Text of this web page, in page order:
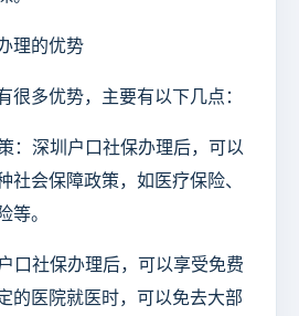
理的优势
很多优势，主要有以下几点：
：深圳户口社保办理后，可以
社会保障政策，如医疗保险、
等。
口社保办理后，可以享受免费
的医院就医时，可以免去大部